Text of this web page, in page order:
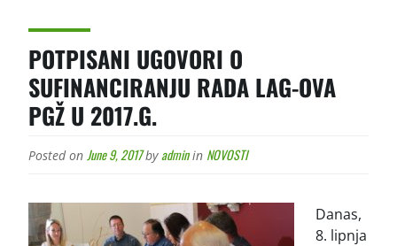
POTPISANI UGOVORI O
SUFINANCIRANJU RADA LAG-OVA
PGŽ U 2017.G.
Posted on June 9, 2017 by admin in NOVOSTI
Danas,
8. lipnja